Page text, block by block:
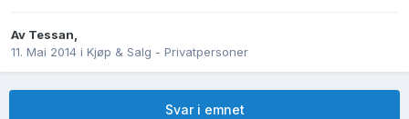
Av Tessan,
11. Mai 2014 i Kjøp & Salg - Privatpersoner
Svar i emnet